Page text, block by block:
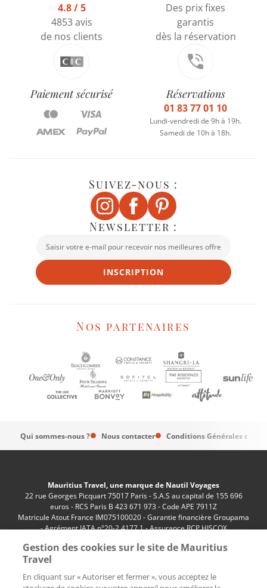
4.8 / 5
4853 avis
de nos clients
Des prix fixes
garantis
dès la réservation
Paiement sécurisé Réservations
01 83 77 01 10
Lundi-vendredi de 9h à 19h.
Samedi de 10h à 18h.
Suivez-nous :
Newsletter :
INSCRIPTION
Nos partenaires
Qui sommes-nous ? Nous contacter Conditions Générales de
Mauritius Travel, une marque de Nautil Voyages
22 rue Georges Picquart 75017 Paris - S.A.S au capital de 155 696
euros - RCS Paris B 423 671 973 - Code APE 7911Z
Matricule Atout France IM075100020 - Garantie financière Groupama
- Agrément IATA n°20-2 4177 1 - Assurance RCP HISCOX
Gestion des cookies sur le site de Mauritius
Travel
En cliquant sur « Autoriser et fermer », vous acceptez le